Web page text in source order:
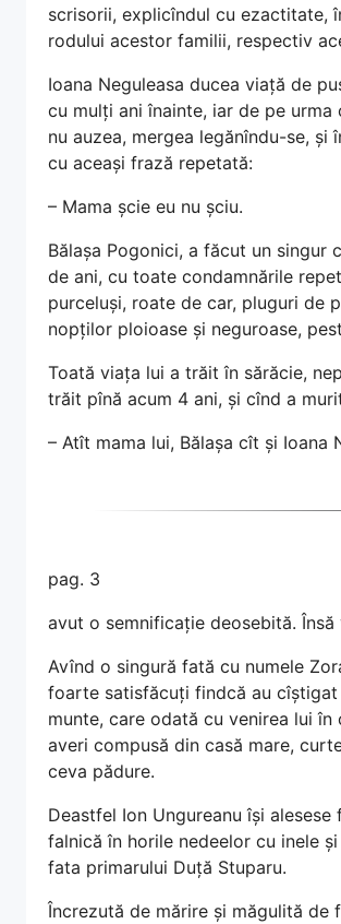
scrisorii, explicîndul cu ezactitate,
rodului acestor familii, respectiv
Ioana Neguleasa ducea viață de
cu mulți ani înainte, iar de pe
nu auzea, mergea legănîndu-se,
cu aceași frază repetată:
– Mama șcie eu nu șciu.
Bălașa Pogonici, a făcut un
de ani, cu toate condamnările
purceluși, roate de car, pluguri de
nopților ploioase și neguroase,
Toată viața lui a trăit în sărăcie,
trăit pînă acum 4 ani, și cînd a
– Atît mama lui, Bălașa cît și Ioana
pag. 3
avut o semnificație deosebită.
Avînd o singură fată cu numele
foarte satisfăcuți findcă au
munte, care odată cu venirea lui
averi compusă din casă mare,
ceva pădure.
Deastfel Ion Ungureanu își
falnică în horile nedeelor cu inele
fata primarului Duță Stuparu.
Încrezută de mărire și măgulită de